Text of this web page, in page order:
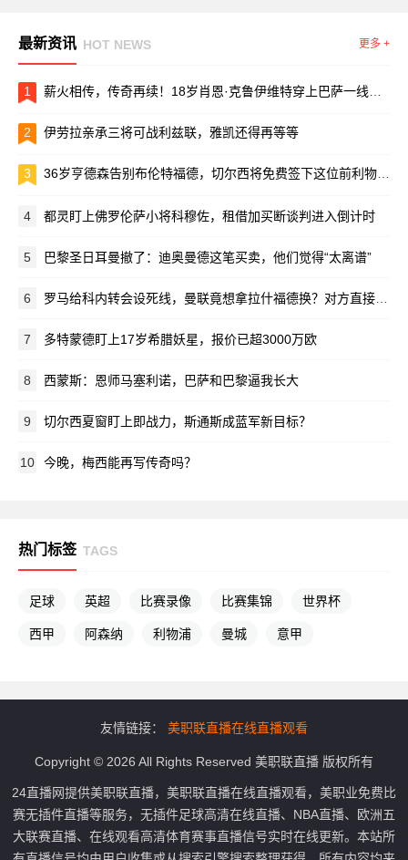
最新资讯 HOT NEWS 更多 +
1 薪火相传，传奇再续！18岁肖恩·克鲁伊维特穿上巴萨一线队球衣
2 伊劳拉亲承三将可战利兹联，雅凯还得再等等
3 36岁亨德森告别布伦特福德，切尔西将免费签下这位前利物浦队长
4 都灵盯上佛罗伦萨小将科穆佐，租借加买断谈判进入倒计时
5 巴黎圣日耳曼撤了：迪奥曼德这笔买卖，他们觉得“太离谱”
6 罗马给科内转会设死线，曼联竟想拿拉什福德换？对方直接摆手：养不起！
7 多特蒙德盯上17岁希腊妖星，报价已超3000万欧
8 西蒙斯：恩师马塞利诺，巴萨和巴黎逼我长大
9 切尔西夏窗盯上即战力，斯通斯成蓝军新目标？
10 今晚，梅西能再写传奇吗？
热门标签 TAGS
足球 英超 比赛录像 比赛集锦 世界杯
西甲 阿森纳 利物浦 曼城 意甲
友情链接： 美职联直播在线直播观看
Copyright © 2026 All Rights Reserved 美职联直播 版权所有
24直播网提供美职联直播，美职联直播在线直播观看，美职业免费比
赛无插件直播等服务，无插件足球高清在线直播、NBA直播、欧洲五
大联赛直播、在线观看高清体育赛事直播信号实时在线更新。本站所